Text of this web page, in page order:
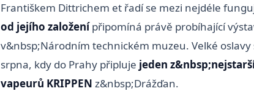
Františkem Dittrichem et řadí se mezi nejdéle
od jejího založenípřipomíná právě probíhající
v&nbsp;Národním technickém muzeu. Velké
srpna, kdy do Prahy připluje jeden
vapeurů KRIPPEN z&nbsp;Drážďan.